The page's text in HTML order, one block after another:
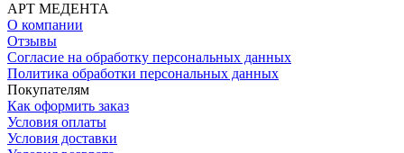
АРТ МЕДЕНТА
О компании
Отзывы
Согласие на обработку персональных данных
Политика обработки персональных данных
Покупателям
Как оформить заказ
Условия оплаты
Условия доставки